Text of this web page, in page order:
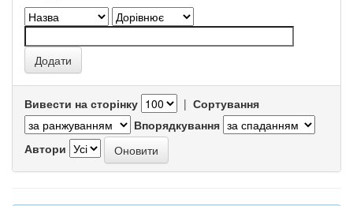
Вивести на сторінку | Сортування
Впорядкування
Автори